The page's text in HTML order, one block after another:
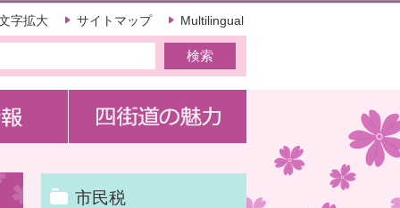
字拡大 サイトマップ Multilingual
市民税